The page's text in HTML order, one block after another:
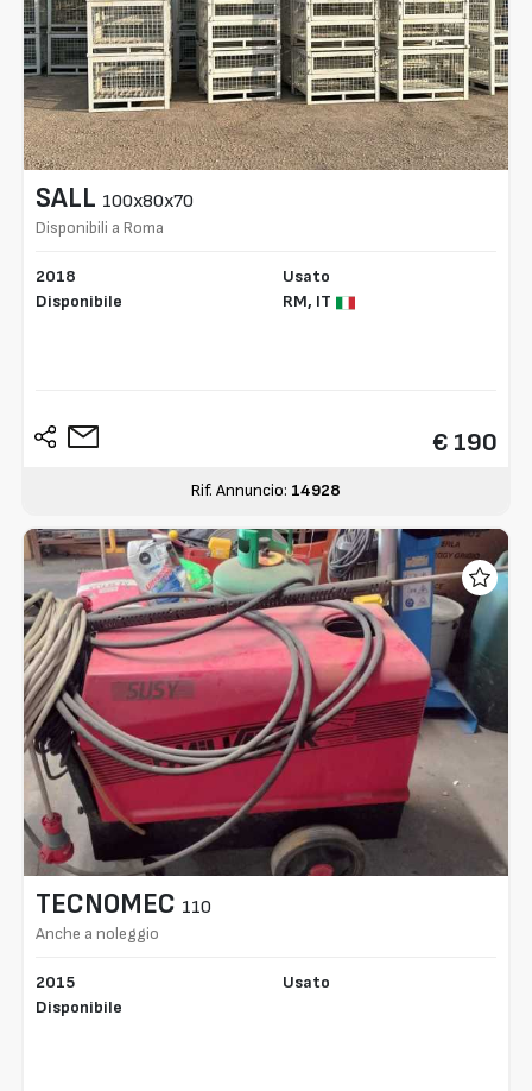
SALL 100x80x70
Disponibili a Roma
2018
Disponibile
Usato
RM, IT
€ 190
Rif. Annuncio: 14928
TECNOMEC 110
Anche a noleggio
2015
Disponibile
Usato